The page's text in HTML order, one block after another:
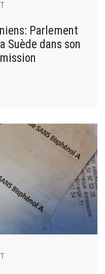
Parlement
Suède dans son